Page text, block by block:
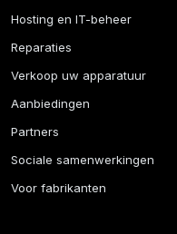
Hosting en IT-beheer
Reparaties
Verkoop uw apparatuur
Aanbiedingen
Partners
Sociale samenwerkingen
Voor fabrikanten